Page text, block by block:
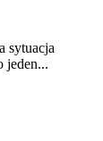
sytuacja
jeden...